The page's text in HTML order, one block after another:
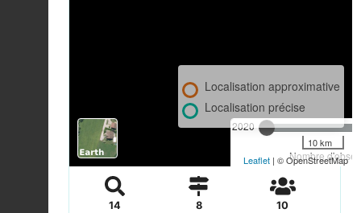
2020
Nombre
Localisation approximative
Localisation précise
10 km
Leaflet | © OpenStreetMap
14 8 10